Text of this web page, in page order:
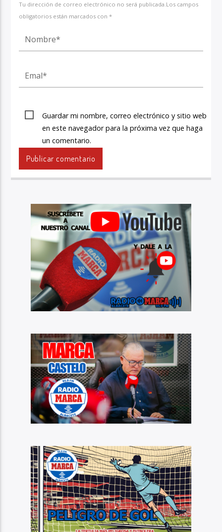
Tu dirección de correo electrónico no será publicada.Los campos
obligatorios están marcados con *
Guardar mi nombre, correo electrónico y sitio web
en este navegador para la próxima vez que haga
un comentario.